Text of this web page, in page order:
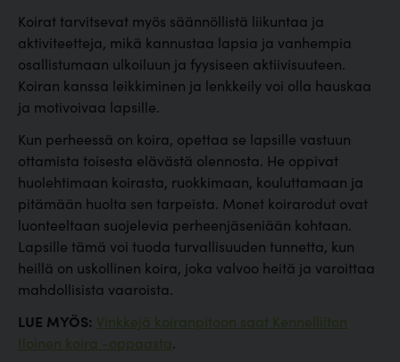
Koirat tarvitsevat myös säännöllistä liikuntaa ja
aktiviteetteja, mikä kannustaa lapsia ja vanhempia
osallistumaan ulkoiluun ja fyysiseen aktiivisuuteen.
Koiran kanssa leikkiminen ja lenkkeily voi olla hauskaa
ja motivoivaa lapsille.
Kun perheessä on koira, opettaa se lapsille vastuun
ottamista toisesta elävästä olennosta. He oppivat
huolehtimaan koirasta, ruokkimaan, kouluttamaan ja
pitämään huolta sen tarpeista. Monet koirarodut ovat
luonteeltaan suojelevia perheenjäseniään kohtaan.
Lapsille tämä voi tuoda turvallisuuden tunnetta, kun
heillä on uskollinen koira, joka valvoo heitä ja varoittaa
mahdollisista vaaroista.
LUE MYÖS: Vinkkejä koiranpitoon saat Kennelliiton
Iloinen koira -oppaasta.